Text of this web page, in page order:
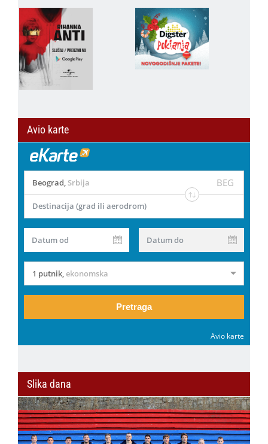
Avio karte
Beograd, Srbija BEG
Destinacija (grad ili aerodrom)
Datum od Datum do
1 putnik,ekonomska
Pretraga
Avio karte
Slika dana